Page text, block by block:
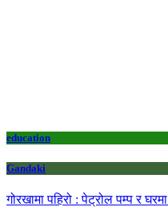
education
Gandaki
गोरखामा पहिरो : पेट्रोल पम्प र घरमा